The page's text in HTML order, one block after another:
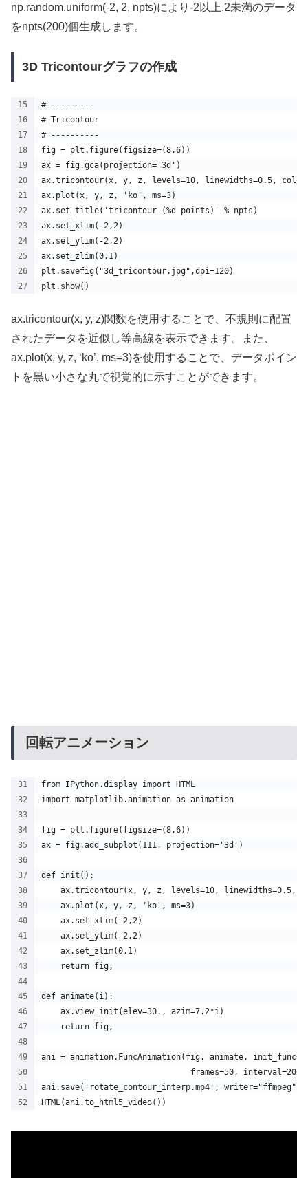
np.random.uniform(-2, 2, npts)により-2以上,2未満のデータ
をnpts(200)個生成します。
3D Tricontourグラフの作成
# ---------
# Tricontour
# ----------
fig = plt.figure(figsize=(8,6))
ax = fig.gca(projection='3d')
ax.tricontour(x, y, z, levels=10, linewidths=0.5,
ax.plot(x, y, z, 'ko', ms=3)
ax.set_title('tricontour (%d points)' % npts)
ax.set_xlim(-2,2)
ax.set_ylim(-2,2)
ax.set_zlim(0,1)
plt.savefig("3d_tricontour.jpg",dpi=120)
plt.show()
ax.tricontour(x, y, z)関数を使用することで、不規則に配置
されたデータを近似し等高線を表示できます。また、
ax.plot(x, y, z, ‘ko’, ms=3)を使用することで、データポイン
トを黒い小さな丸で視覚的に示すことができます。
回転アニメーション
from IPython.display import HTML
import matplotlib.animation as animation
fig = plt.figure(figsize=(8,6))
ax = fig.add_subplot(111, projection='3d')
def init():
ax.tricontour(x, y, z, levels=10, linewidths=0.5,
    ax.plot(x, y, z, 'ko', ms=3)
    ax.set_xlim(-2,2)
    ax.set_ylim(-2,2)
    ax.set_zlim(0,1)
    return fig,
def animate(i):
    ax.view_init(elev=30., azim=7.2*i)
    return fig,
ani = animation.FuncAnimation(fig, animate,
frames=50,
ani.save('rotate_contour_interp.mp4',
HTML(ani.to_html5_video())